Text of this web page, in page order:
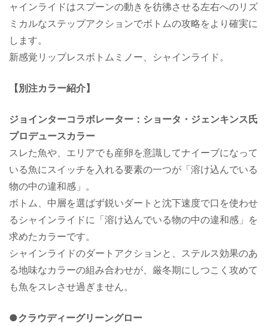
ャインライドはスプーンの動きを彷彿させる左右へのリズ
ミカルなステップアクションでボトムの攻略をより確実に
します。
新感覚リップレスボトムミノー、シャインライド。
【別注カラー紹介】
ジョインターコラボレーター：ショータ・ジェンキンス氏
プロデュースカラー
スレた魚や、エリアでも産卵を意識してナイーブになって
いる魚にスイッチを入れる要素の一つが「溶け込んでいる
物の中の違和感」。
ボトム、中層を選ばず鋭いダートと沈下速度で口を使わせ
るシャインライドに「溶け込んでいる物の中の違和感」を
求めたカラーです。
シャインライドのダートアクションと、ステルス効果のあ
る地味なカラーの組み合わせが、厳冬期にしつこく攻めて
も魚をスレさせ過ぎません。
●クラウディーグリーングロー